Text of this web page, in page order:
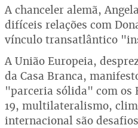
A chanceler alemã,
difíceis relações com
vínculo transatlântico
A União Europeia,
da Casa Branca,
"parceria sólida" com os
19, multilateralismo,
internacional são